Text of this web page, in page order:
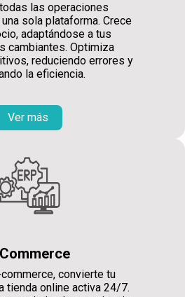
las operaciones
sola plataforma. Crece
adaptándose a tus
cambiantes. Optimiza
reduciendo errores y
la eficiencia.
Ver más
convierte tu
tienda online activa 24/7.